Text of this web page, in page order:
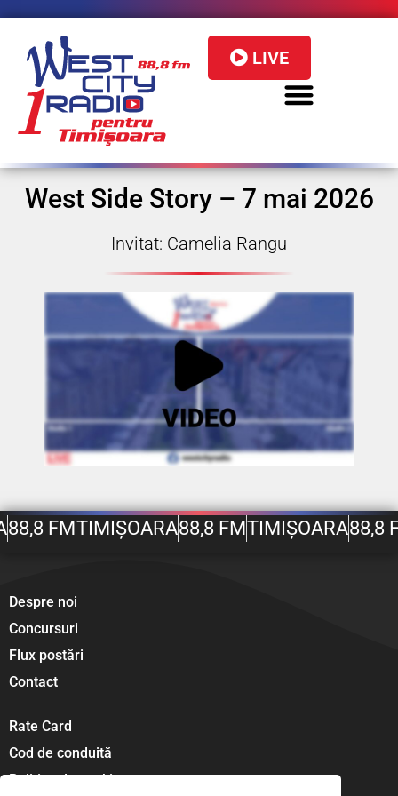
LIVE
West Side Story – 7 mai 2026
Invitat: Camelia Rangu
88,8 FMTIMIȘOARA88,8 FMTIMIȘOARA88,8
Despre noi
Concursuri
Flux postări
Contact
Rate Card
Cod de conduită
Politica de cookies